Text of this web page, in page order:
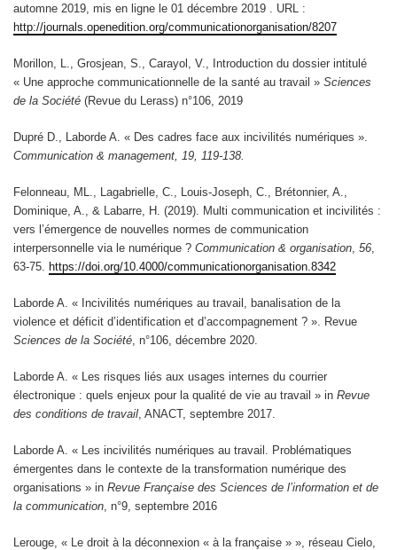
automne 2019, mis en ligne le 01 décembre 2019 . URL :
http://journals.openedition.org/communicationorganisation/8207
Morillon, L., Grosjean, S., Carayol, V., Introduction du dossier intitulé
« Une approche communicationnelle de la santé au travail » Sciences
de la Société (Revue du Lerass) n°106, 2019
Dupré D., Laborde A. « Des cadres face aux incivilités numériques ».
Communication & management, 19, 119-138.
Felonneau, ML., Lagabrielle, C., Louis-Joseph, C., Brétonnier, A.,
Dominique, A., & Labarre, H. (2019). Multi communication et incivilités :
vers l’émergence de nouvelles normes de communication
interpersonnelle via le numérique ? Communication & organisation 56
63-75.
https://doi.org/10.4000/communicationorganisation.8342
Laborde A. « Incivilités numériques au travail, banalisation de la
violence et déficit d’identification et d’accompagnement ? ». Revue
Sciences de la Société , n°106, décembre 2020.
Laborde A. « Les risques liés aux usages internes du courrier
électronique : quels enjeux pour la qualité de vie au travail » in Revue
des conditions de travail , ANACT, septembre 2017.
Laborde A. « Les incivilités numériques au travail. Problématiques
émergentes dans le contexte de la transformation numérique des
organisations » in Revue Française des Sciences de l’information et de
la communication , n°9, septembre 2016
Lerouge, « Le droit à la déconnexion « à la française » », réseau Cielo,